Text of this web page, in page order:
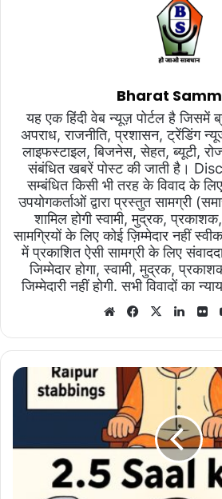
Bharat
यह एक हिंदी वेब न्यूज़ पोर्टल है जिसमें
अपराध, राजनीति, प्रशासन, ट्रेंडिंग
लाइफस्टाइल, बिजनेस, सेहत, ब्यूटी,
संबंधित खबरें पोस्ट की जाती है।
सम्बंधित किसी भी तरह के विवाद के
उपयोगकर्ताओं द्वारा प्रस्तुत सामग्री
शामिल होगी स्वामी, मुद्रक,
सामग्रियों के लिए कोई ज़िम्मेदार नहीं
में प्रकाशित ऐसी सामग्री के लिए
जिम्मेदार होगा, स्वामी, मुद्रक,
जिम्मेदारी नहीं होगी. सभी विवादों का
WebsiteFacebook
X
पेट्रोल